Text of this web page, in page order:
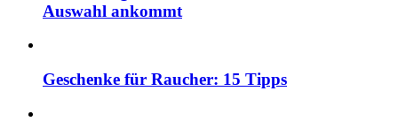
Auswahl ankommt
Geschenke für Raucher: 15 Tipps